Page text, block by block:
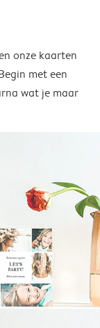
onze kaarten
met een
wat je maar